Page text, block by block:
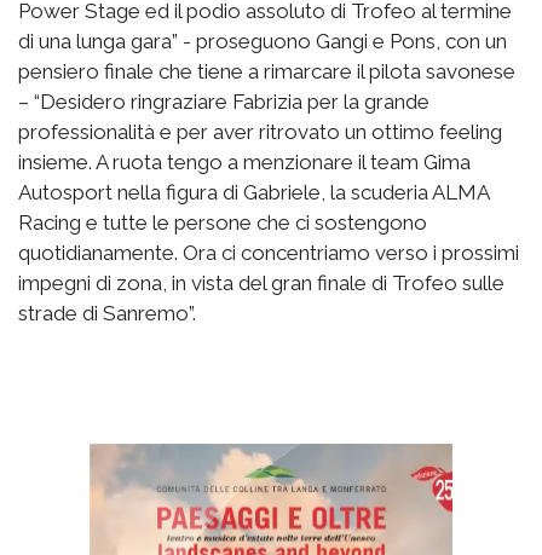
Power Stage ed il podio assoluto di Trofeo al termine
di una lunga gara” - proseguono Gangi e Pons, con un
pensiero finale che tiene a rimarcare il pilota savonese
– “Desidero ringraziare Fabrizia per la grande
professionalità e per aver ritrovato un ottimo feeling
insieme. A ruota tengo a menzionare il team Gima
Autosport nella figura di Gabriele, la scuderia ALMA
Racing e tutte le persone che ci sostengono
quotidianamente. Ora ci concentriamo verso i prossimi
impegni di zona, in vista del gran finale di Trofeo sulle
strade di Sanremo”.